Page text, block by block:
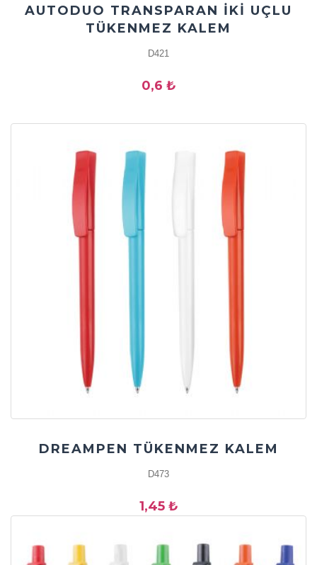
AUTODUO TRANSPARAN İKİ UÇLU
TÜKENMEZ KALEM
D421
0,6 ₺
DREAMPEN TÜKENMEZ KALEM
D473
1,45 ₺